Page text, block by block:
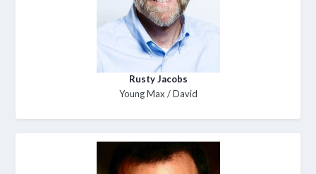
Rusty Jacobs
Young Max / David